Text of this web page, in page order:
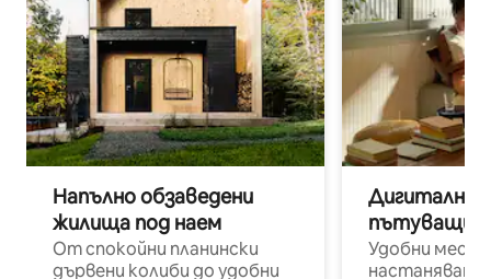
Напълно обзаведени
жилища под наем
От спокойни планински
дървени колиби до удобни
Дигитални
пътуващи
Удобни
настаняване